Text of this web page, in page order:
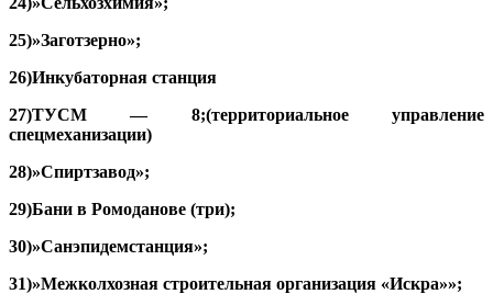
25)»Заготзерно»;
26)Инкубаторная станция
27)ТУСМ — 8;(территориальное управление
спецмеханизации)
28)»Спиртзавод»;
29)Бани в Ромоданове (три);
30)»Санэпидемстанция»;
31)»Межколхозная строительная организация «Искра»»;